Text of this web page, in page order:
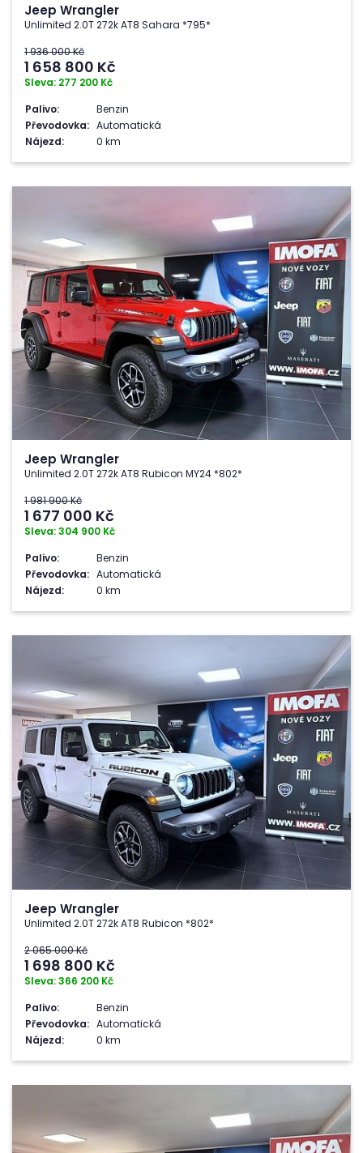
Jeep Wrangler
Unlimited 2.0T 272k AT8 Sahara *795*
1 936 000 Kč
1 658 800 Kč
Sleva: 277 200 Kč
Palivo:
Benzin
Převodovka: Automatická
Nájezd:
0 km
Jeep Wrangler
Unlimited 2.0T 272k AT8 Rubicon MY24 *802*
1 981 900 Kč
1 677 000 Kč
Sleva: 304 900 Kč
Palivo:
Benzin
Převodovka: Automatická
Nájezd:
0 km
Jeep Wrangler
Unlimited 2.0T 272k AT8 Rubicon *802*
2 065 000 Kč
1 698 800 Kč
Sleva: 366 200 Kč
Palivo:
Benzin
Převodovka: Automatická
Nájezd:
0 km